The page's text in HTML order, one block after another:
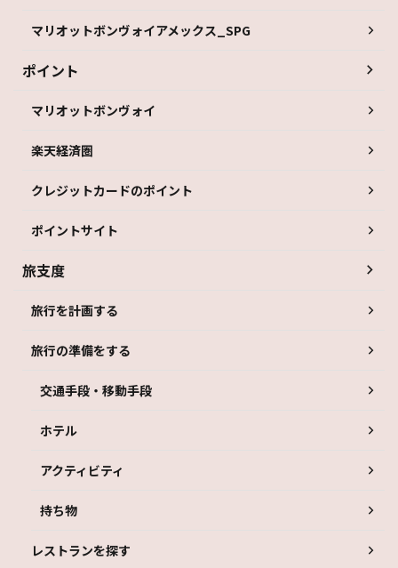
マリオットボンヴォイアメックス_SPG
ポイント
マリオットボンヴォイ
楽天経済圏
クレジットカードのポイント
ポイントサイト
旅支度
旅行を計画する
旅行の準備をする
交通手段・移動手段
ホテル
アクティビティ
持ち物
レストランを探す